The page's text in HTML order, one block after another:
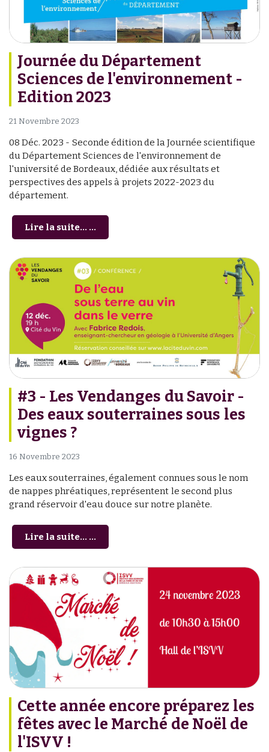
Journée du Département
Sciences de l'environnement -
Edition 2023
21 Novembre 2023
08 Déc. 2023 - Seconde édition de la Journée scientifique
du Département Sciences de l'environnement de
l'université de Bordeaux, dédiée aux résultats et
perspectives des appels à projets 2022-2023 du
département.
Lire la suite... ...
#3 - Les Vendanges du Savoir -
Des eaux souterraines sous les
vignes ?
16 Novembre 2023
Les eaux souterraines, également connues sous le nom
de nappes phréatiques, représentent le second plus
grand réservoir d'eau douce sur notre planète.
Lire la suite... ...
Cette année encore préparez les
fêtes avec le Marché de Noël de
l'ISVV !